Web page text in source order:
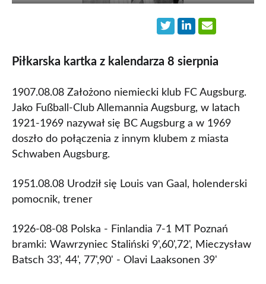
Piłkarska kartka z kalendarza 8 sierpnia
1907.08.08 Założono niemiecki klub FC Augsburg.
Jako Fußball-Club Allemannia Augsburg, w latach
1921-1969 nazywał się BC Augsburg a w 1969
doszło do połączenia z innym klubem z miasta
Schwaben Augsburg.
1951.08.08 Urodził się Louis van Gaal, holenderski
pomocnik, trener
1926-08-08 Polska - Finlandia 7-1 MT Poznań
bramki: Wawrzyniec Staliński 9',60',72', Mieczysław
Batsch 33', 44', 77',90' - Olavi Laaksonen 39'